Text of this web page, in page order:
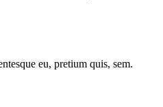
eu, pretium quis, sem.